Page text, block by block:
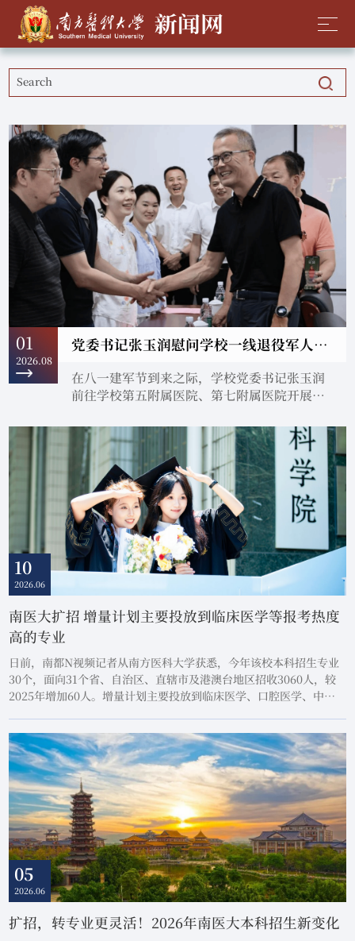
01
2026.08
党委书记张玉润慰问学校一线退役军人及军属代表
在八一建军节到来之际，学校党委书记张玉润
前往学校第五附属医院、第七附属医院开展走
人及现役军人家属致以节日问候和崇高敬意。
座谈会上，张玉润为在场退役军人及军属代表
送上鲜花，详细询问大家的工作和生活情况，
对退役军人退伍不褪色的担当精神，以及军人
家属们默默奉献的家国情怀给予充分肯定和高
度赞扬。张玉润与基层一线退役军人及现役军
人家属代表握手致意张玉润向基层一线退....
10
2026.06
南医大扩招 增量计划主要投放到临床医学等报考热度
高的专业
日前，南都N视频记者从南方医科大学获悉，今年该校本科招生专业
30个，面向31个省、自治区、直辖市及港澳台地区招收3060人，较
2025年增加60人。增量计划主要投放到临床医学、口腔医学、中医
05
2026.06
扩招，转专业更灵活！2026年南医大本科招生新变化